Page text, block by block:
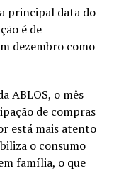
principal data do
é de
dezembro como
ABLOS, o mês
de compras
está mais atento
o consumo
família, o que